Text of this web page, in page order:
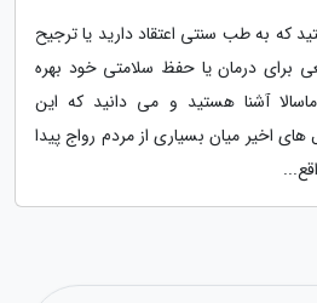
که به طب سنتی اعتقاد دارید یا ترجیح
برای درمان یا حفظ سلامتی خود بهره
ماسالا آشنا هستید و می دانید که این
اخیر میان بسیاری از مردم رواج پیدا